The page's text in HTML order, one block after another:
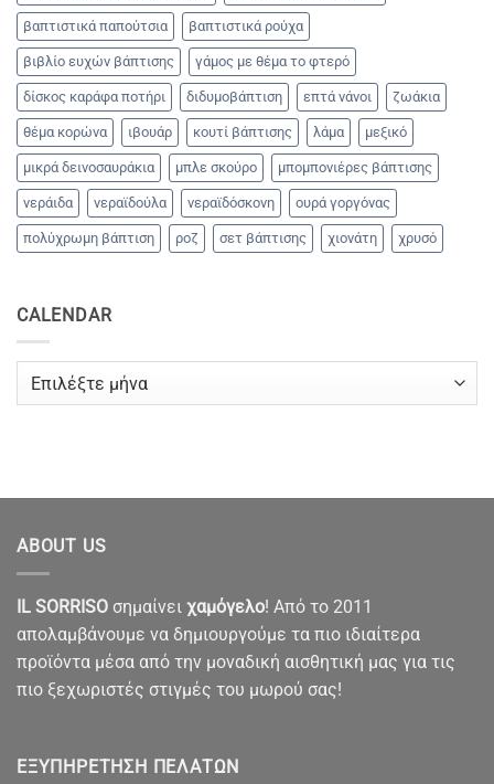
βαπτιστικά παπούτσια βαπτιστικά ρούχα
βιβλίο ευχών βάπτισης γάμος με θέμα το φτερό
δίσκος καράφα ποτήρι διδυμοβάπτιση επτά νάνοι ζωάκια
θέμα κορώνα ιβουάρ κουτί βάπτισης λάμα μεξικό
μικρά δεινοσαυράκια μπλε σκούρο μπομπονιέρες βάπτισης
νεράιδα νεραϊδούλα νεραϊδόσκονη ουρά γοργόνας
πολύχρωμη βάπτιση ροζ σετ βάπτισης χιονάτη χρυσό
CALENDAR
CALENDAR
ABOUT US
IL SORRISO σημαίνει χαμόγελο! Από το 2011
απολαμβάνουμε να δημιουργούμε τα πιο ιδιαίτερα
προϊόντα μέσα από την μοναδική αισθητική μας για τις
πιο ξεχωριστές στιγμές του μωρού σας!
ΕΞΥΠΗΡΈΤΗΣΗ ΠΕΛΑΤΏΝ